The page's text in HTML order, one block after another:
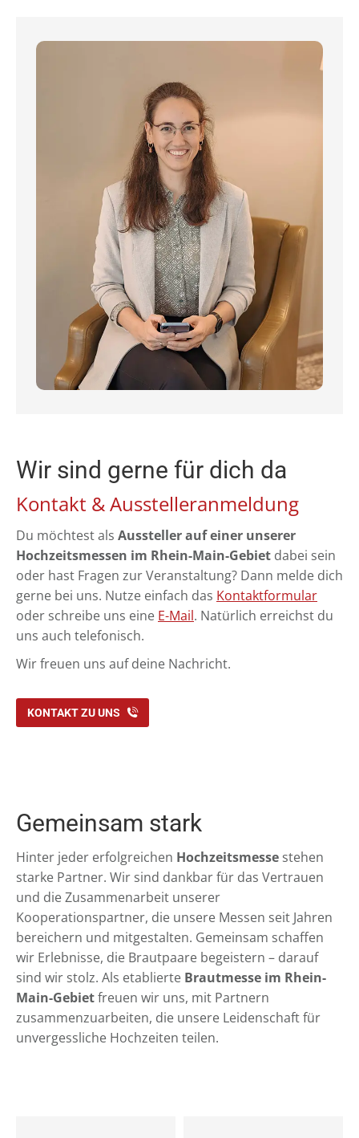
Wir sind gerne für dich da
Kontakt & Ausstelleranmeldung
Du möchtest als Aussteller auf einer unserer
Hochzeitsmessen im Rhein-Main-Gebiet dabei sein
oder hast Fragen zur Veranstaltung? Dann melde dich
gerne bei uns. Nutze einfach das Kontaktformular
oder schreibe uns eine E-Mail. Natürlich erreichst du
uns auch telefonisch.
Wir freuen uns auf deine Nachricht.
KONTAKT ZU UNS
Mit ihrer Erfahrung in der
Veranstaltungsleitung eines Sternehotels
und einem geschulten Blick für Details
steht dir Hochzeitsplanerin Alina Schäfer
als Ansprechpartnerin zur Seite. Ihr
Fachwissen in Organisation,
Kommunikation und Timing hilft dir dabei,
Antworten auf deine Fragen rund um die
Hochzeitsplanung zu finden. Nutze die
Gelegenheit, dich mit ihr auszutauschen
und von ihrer Erfahrung im Rhein-Main-
Gebiet zu profitieren. Gemeinsam mit
ihrem Team begleitet sie dich gerne bei
deinen Fragen rund um eure Hochzeit.
Gemeinsam stark
Hinter jeder erfolgreichen Hochzeitsmesse stehen
starke Partner. Wir sind dankbar für das Vertrauen
und die Zusammenarbeit unserer
Kooperationspartner, die unsere Messen seit Jahren
bereichern und mitgestalten. Gemeinsam schaffen
wir Erlebnisse, die Brautpaare begeistern – darauf
sind wir stolz. Als etablierte Brautmesse im Rhein-
Main-Gebietfreuen wir uns, mit Partnern
zusammenzuarbeiten, die unsere Leidenschaft für
unvergessliche Hochzeiten teilen.